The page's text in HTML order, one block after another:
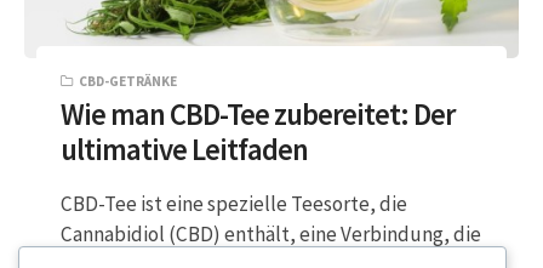
CBD-GETRÄNKE
Wie man CBD-Tee zubereitet: Der
ultimative Leitfaden
CBD-Tee ist eine spezielle Teesorte, die
Cannabidiol (CBD) enthält, eine Verbindung, die